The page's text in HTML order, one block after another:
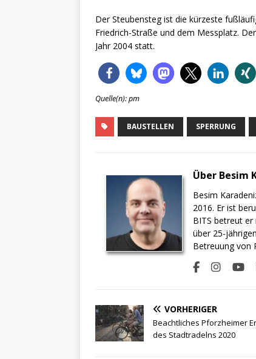
Der Steubensteg ist die kürzeste
Friedrich-Straße und dem Messplatz.
Jahr 2004 statt.
Quelle(n): pm
BAUSTELLEN SPERRUNG
Über Besim
Besim
2016. Er ist
BITS betreut
über 25-
Betreuung von
VORHERIGER
Beachtliches Pforzheimer
des Stadtradelns 2020